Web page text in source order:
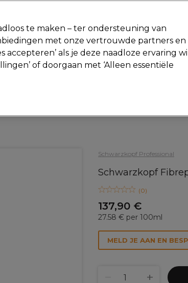
Beauty Salon interieur Mannen Vegan
Schwarzkopf Professional
Schwarzkopf
(0)
137,90 €
27.58 € per 100ml
MELD JE AAN EN
te maken – ter ondersteuning van
met onze vertrouwde partners en
accepteren’ als je deze naadloze ervaring
of doorgaan met ‘Alleen essentiële